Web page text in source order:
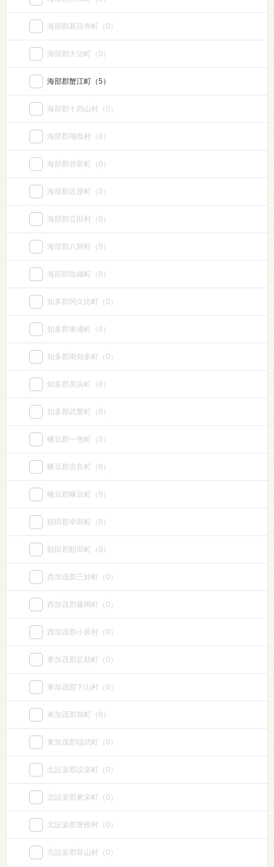
海部郡甚目寺町 （0）
海部郡大治町 （0）
海部郡蟹江町 （5）
海部郡十四山村 （0）
海部郡飛島村 （0）
海部郡弥富町 （0）
海部郡佐屋町 （0）
海部郡立田村 （0）
海部郡八開村 （0）
海部郡佐織町 （0）
知多郡阿久比町 （0）
知多郡東浦町 （0）
知多郡南知多町 （0）
知多郡美浜町 （0）
知多郡武豊町 （0）
幡豆郡一色町 （0）
幡豆郡吉良町 （0）
幡豆郡幡豆町 （0）
額田郡幸田町 （0）
額田郡額田町 （0）
西加茂郡三好町 （0）
西加茂郡藤岡町 （0）
西加茂郡小原村 （0）
東加茂郡足助町 （0）
東加茂郡下山村 （0）
東加茂郡旭町 （0）
東加茂郡稲武町 （0）
北設楽郡設楽町 （0）
北設楽郡東栄町 （0）
北設楽郡豊根村 （0）
北設楽郡富山村 （0）